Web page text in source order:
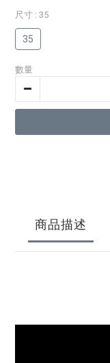
尺寸 : 35
35
數量
商品描述